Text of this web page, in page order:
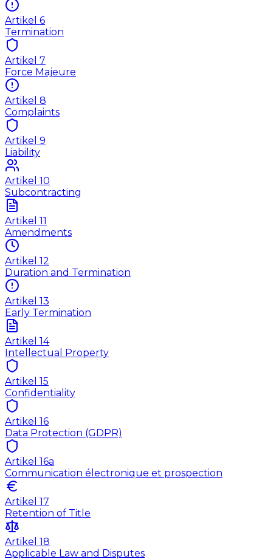
Artikel 6
Termination
Artikel 7
Force Majeure
Artikel 8
Complaints
Artikel 9
Liability
Artikel 10
Subcontracting
Artikel 11
Amendments
Artikel 12
Duration and Termination
Artikel 13
Early Termination
Artikel 14
Intellectual Property
Artikel 15
Confidentiality
Artikel 16
Data Protection (GDPR)
Artikel 16a
Communication électronique et prospection
Artikel 17
Retention of Title
Artikel 18
Applicable Law and Disputes